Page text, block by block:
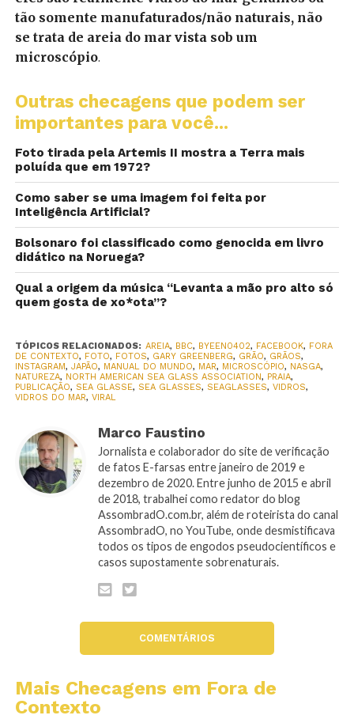
tão somente manufaturados/não naturais, não
se trata de areia do mar vista sob um
microscópio.
Outras checagens que podem ser
importantes para você...
Foto tirada pela Artemis II mostra a Terra mais
poluída que em 1972?
Como saber se uma imagem foi feita por
Inteligência Artificial?
Bolsonaro foi classificado como genocida em livro
didático na Noruega?
Qual a origem da música “Levanta a mão pro alto só
quem gosta de xo*ota”?
TÓPICOS RELACIONADOS: AREIA, BBC, BYEEN0402, FACEBOOK, FORA
DE CONTEXTO, FOTO, FOTOS, GARY GREENBERG, GRÃO, GRÃOS,
INSTAGRAM, JAPÃO, MANUAL DO MUNDO, MAR, MICROSCÓPIO, NASGA,
NATUREZA, NORTH AMERICAN SEA GLASS ASSOCIATION, PRAIA,
PUBLICAÇÃO, SEA GLASSE, SEA GLASSES, SEAGLASSES, VIDROS,
VIDROS DO MAR, VIRAL
Marco Faustino
Jornalista e colaborador do site de verificação
de fatos E-farsas entre janeiro de 2019 e
dezembro de 2020. Entre junho de 2015 e abril
de 2018, trabalhei como redator do blog
AssombradO.com.br, além de roteirista do canal
AssombradO, no YouTube, onde desmistificava
todos os tipos de engodos pseudocientíficos e
casos supostamente sobrenaturais.
COMENTÁRIOS
Mais Checagens em Fora de
Contexto